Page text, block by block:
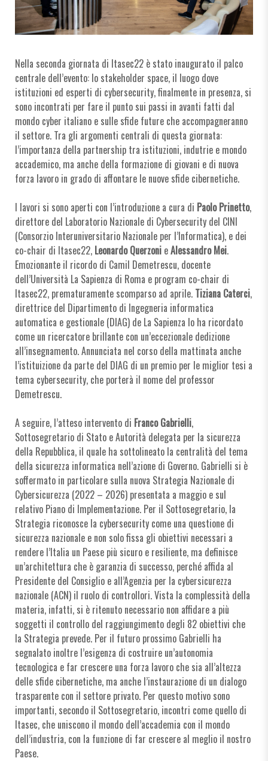
Nella seconda giornata di Itasec22 è stato inaugurato il palco
centrale dell’evento: lo stakeholder space, il luogo dove
istituzioni ed esperti di cybersecurity, finalmente in presenza, si
sono incontrati per fare il punto sui passi in avanti fatti dal
mondo cyber italiano e sulle sfide future che accompagneranno
il settore. Tra gli argomenti centrali di questa giornata:
l’importanza della partnership tra istituzioni, indutrie e mondo
accademico, ma anche della formazione di giovani e di nuova
forza lavoro in grado di affontare le nuove sfide cibernetiche.
I lavori si sono aperti con l’introduzione a cura di Paolo Prinetto,
direttore del Laboratorio Nazionale di Cybersecurity del CINI
(Consorzio Interuniversitario Nazionale per l’Informatica), e dei
co-chair di Itasec22, Leonardo Querzoni eAlessandro Mei.
Emozionante il ricordo di Camil Demetrescu, docente
dell’Università La Sapienza di Roma e program co-chair di
Itasec22, prematuramente scomparso ad aprile. Tiziana Caterci,
direttrice del Dipartimento di Ingegneria informatica
automatica e gestionale (DIAG) de La Sapienza lo ha ricordato
come un ricercatore brillante con un’eccezionale dedizione
all’insegnamento. Annunciata nel corso della mattinata anche
l’istituizione da parte del DIAG di un premio per le miglior tesi a
tema cybersecurity, che porterà il nome del professor
Demetrescu.
A seguire, l’atteso intervento di Franco Gabrielli,
Sottosegretario di Stato e Autorità delegata per la sicurezza
della Repubblica, il quale ha sottolineato la centralità del tema
della sicurezza informatica nell’azione di Governo. Gabrielli si è
soffermato in particolare sulla nuova Strategia Nazionale di
Cybersicurezza (2022 – 2026) presentata a maggio e sul
relativo Piano di Implementazione. Per il Sottosegretario, la
Strategia riconosce la cybersecurity come una questione di
sicurezza nazionale e non solo fissa gli obiettivi necessari a
rendere l’Italia un Paese più sicuro e resiliente, ma definisce
un’architettura che è garanzia di successo, perché affida al
Presidente del Consiglio e all’Agenzia per la cybersicurezza
nazionale (ACN) il ruolo di controllori. Vista la complessità della
materia, infatti, si è ritenuto necessario non affidare a più
soggetti il controllo del raggiungimento degli 82 obiettivi che
la Strategia prevede. Per il futuro prossimo Gabrielli ha
segnalato inoltre l’esigenza di costruire un’autonomia
tecnologica e far crescere una forza lavoro che sia all’altezza
delle sfide cibernetiche, ma anche l’instaurazione di un dialogo
trasparente con il settore privato. Per questo motivo sono
importanti, secondo il Sottosegretario, incontri come quello di
Itasec, che uniscono il mondo dell’accademia con il mondo
dell’industria, con la funzione di far crescere al meglio il nostro
Paese.